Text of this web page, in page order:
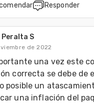
Responder
S
de 2022
una vez este
correcta se debe de
posible un
una inflación del